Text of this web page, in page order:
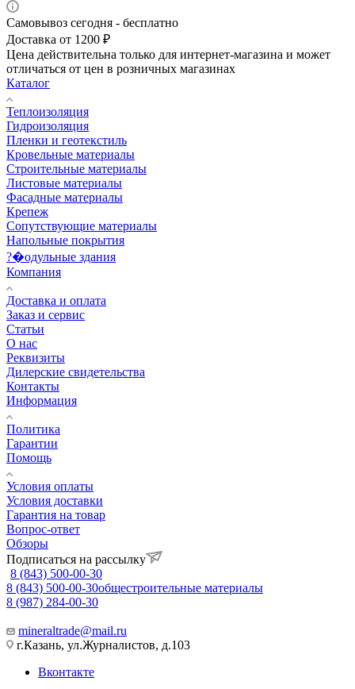
Самовывоз сегодня - бесплатно
Доставка от 1200 ₽
Цена действительна только для интернет-магазина и может
отличаться от цен в розничных магазинах
Каталог
Теплоизоляция
Гидроизоляция
Пленки и геотекстиль
Кровельные материалы
Строительные материалы
Листовые материалы
Фасадные материалы
Крепеж
Сопутствующие материалы
Напольные покрытия
?�одульные здания
Компания
Доставка и оплата
Заказ и сервис
Статьи
О нас
Реквизиты
Дилерские свидетельства
Контакты
Информация
Политика
Гарантии
Помощь
Условия оплаты
Условия доставки
Гарантия на товар
Вопрос-ответ
Обзоры
Подписаться на рассылку
8 (843) 500-00-30
8 (843) 500-00-30общестроительные материалы
8 (987) 284-00-30
mineraltrade@mail.ru
г.Казань, ул.Журналистов, д.103
Вконтакте